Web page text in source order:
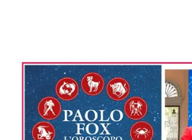
News Cinema
News Musica